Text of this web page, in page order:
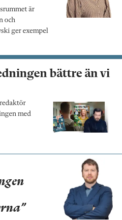
är
och
ger exempel
bättre än vi
med